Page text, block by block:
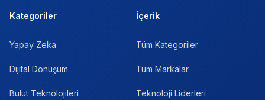
Kategoriler
Yapay Zeka
Dijital Dönüşüm
Bulut Teknolojileri
İçerik
Tüm Kategoriler
Tüm Markalar
Teknoloji Liderleri